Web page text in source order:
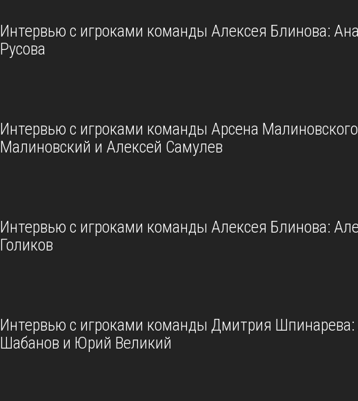
Интервью с игроками команды Алексея Блинова:
Русова
Интервью с игроками команды Арсена
Малиновский и Алексей Самулев
Интервью с игроками команды Алексея Блинова:
Голиков
Интервью с игроками команды Дмитрия Шпинарева:
Шабанов и Юрий Великий